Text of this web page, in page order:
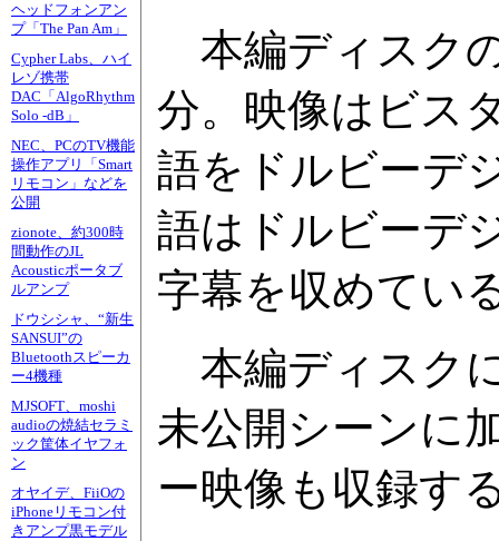
ヘッドフォンアン
プ「The Pan Am」
Cypher Labs、ハイ
レゾ携帯
DAC「AlgoRhythm
Solo -dB」
NEC、PCのTV機能
操作アプリ「Smart
リモコン」などを
公開
zionote、約300時
間動作のJL
Acousticポータブ
ルアンプ
ドウシシャ、“新生
SANSUI”の
Bluetoothスピーカ
ー4機種
MJSOFT、moshi
audioの焼結セラミ
ック筐体イヤフォ
ン
オヤイデ、FiiOの
iPhoneリモコン付
きアンプ黒モデル
本編ディスク
分。映像はビス
語をドルビーデ
語はドルビーデ
字幕を収めてい
本編ディスク
未公開シーンに
ー映像も収録す